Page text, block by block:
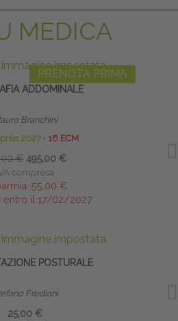
MEDICA
PRENOTA PRIMA
ADDOMINALE
Branchini
2027 ∙ 16 ECM
€ 495,00 €
compresa
55,00 €
entro il 17/02/2027
POSTURALE
Frediani
25,00 €